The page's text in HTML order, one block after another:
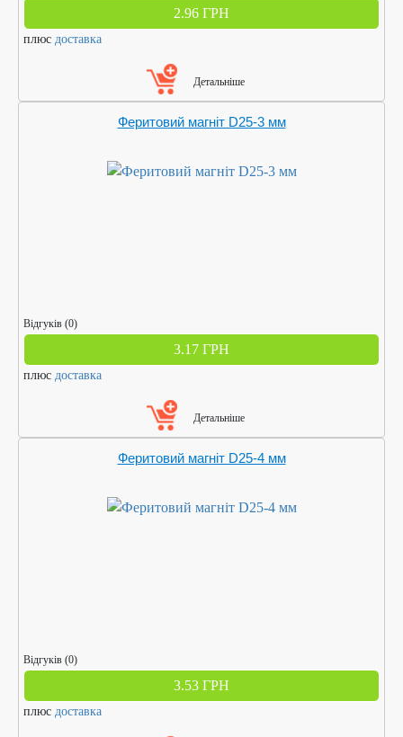
2.96 ГРН
плюс доставка
Детальніше
Феритовий магніт D25-3 мм
Відгуків (0)
3.17 ГРН
плюс доставка
Детальніше
Феритовий магніт D25-4 мм
Відгуків (0)
3.53 ГРН
плюс доставка